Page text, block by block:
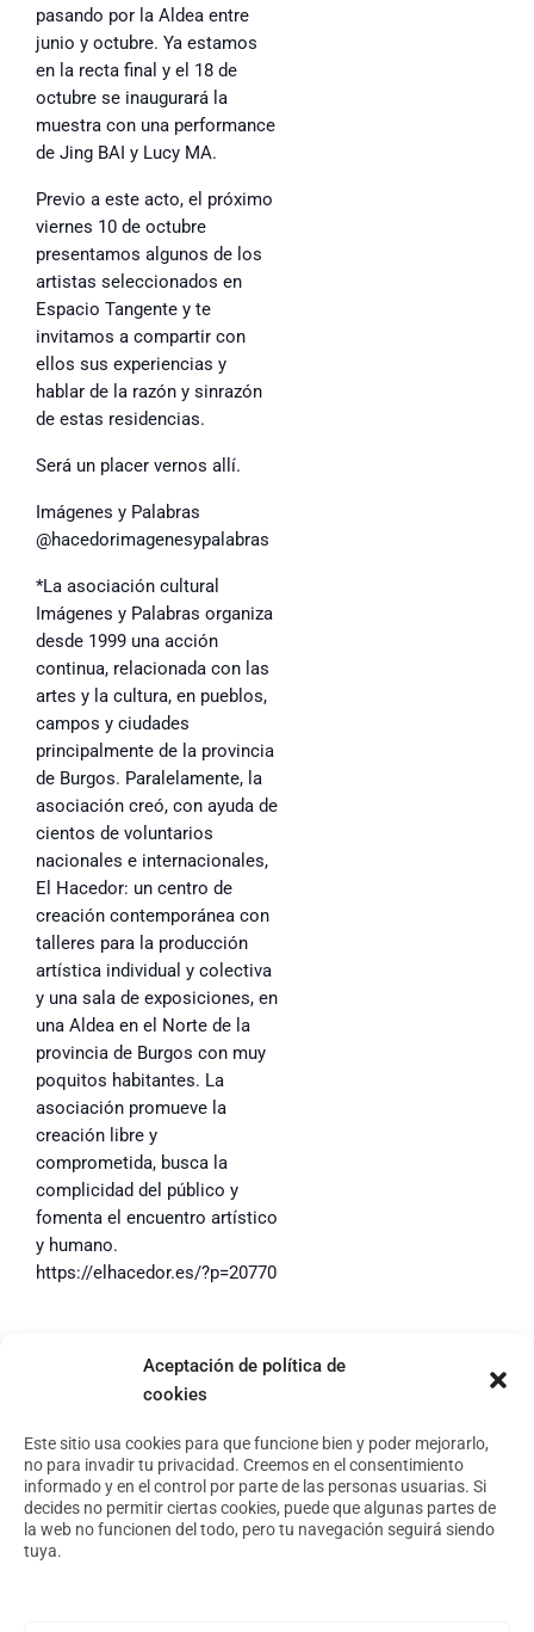
Aceptación de política de
cookies
Este sitio usa cookies para que funcione bien y poder mejorarlo,
no para invadir tu privacidad. Creemos en el consentimiento
informado y en el control por parte de las personas usuarias. Si
decides no permitir ciertas cookies, puede que algunas partes de
la web no funcionen del todo, pero tu navegación seguirá siendo
tuya.
pasando por la Aldea entre
junio y octubre. Ya estamos
en la recta final y el 18 de
octubre se inaugurará la
muestra con una performance
de Jing BAI y Lucy MA.
Previo a este acto, el próximo
viernes 10 de octubre
presentamos algunos de los
artistas seleccionados en
Espacio Tangente y te
invitamos a compartir con
ellos sus experiencias y
hablar de la razón y sinrazón
de estas residencias.
Será un placer vernos allí.
Imágenes y Palabras
@hacedorimagenesypalabras
*La asociación cultural
Imágenes y Palabras organiza
desde 1999 una acción
continua, relacionada con las
artes y la cultura, en pueblos,
campos y ciudades
principalmente de la provincia
de Burgos. Paralelamente, la
asociación creó, con ayuda de
cientos de voluntarios
nacionales e internacionales,
El Hacedor: un centro de
creación contemporánea con
talleres para la producción
artística individual y colectiva
y una sala de exposiciones, en
una Aldea en el Norte de la
provincia de Burgos con muy
poquitos habitantes. La
asociación promueve la
creación libre y
comprometida, busca la
complicidad del público y
fomenta el encuentro artístico
y humano.
https://elhacedor.es/?p=20770
Política de privacidad
Política de cookies
Conoce nuestro espacio